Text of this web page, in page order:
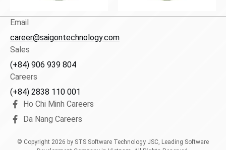
Email
career@saigontechnology.com
Sales
(+84) 906 939 804
Careers
(+84) 2838 110 001
Ho Chi Minh Careers
Da Nang Careers
© Copyright 2026 by STS Software Technology JSC, Leading Software